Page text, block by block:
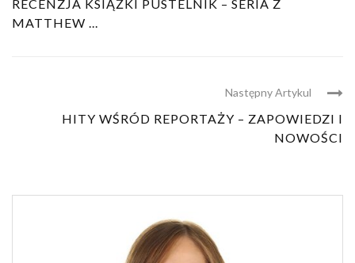
RECENZJA KSIĄŻKI PUSTELNIK – SERIA Z
MATTHEW ...
Następny Artykul
HITY WŚRÓD REPORTAŻY – ZAPOWIEDZI I
NOWOŚCI